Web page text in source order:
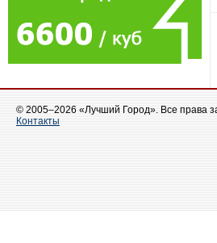
© 2005–2026 «Лучший Город». Все права
Контакты